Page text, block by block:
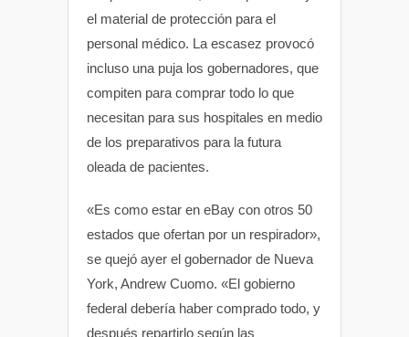
el material de protección para el
personal médico. La escasez provocó
incluso una puja los gobernadores, que
compiten para comprar todo lo que
necesitan para sus hospitales en medio
de los preparativos para la futura
oleada de pacientes.
«Es como estar en eBay con otros 50
estados que ofertan por un respirador»,
se quejó ayer el gobernador de Nueva
York, Andrew Cuomo. «El gobierno
federal debería haber comprado todo, y
después repartirlo según las